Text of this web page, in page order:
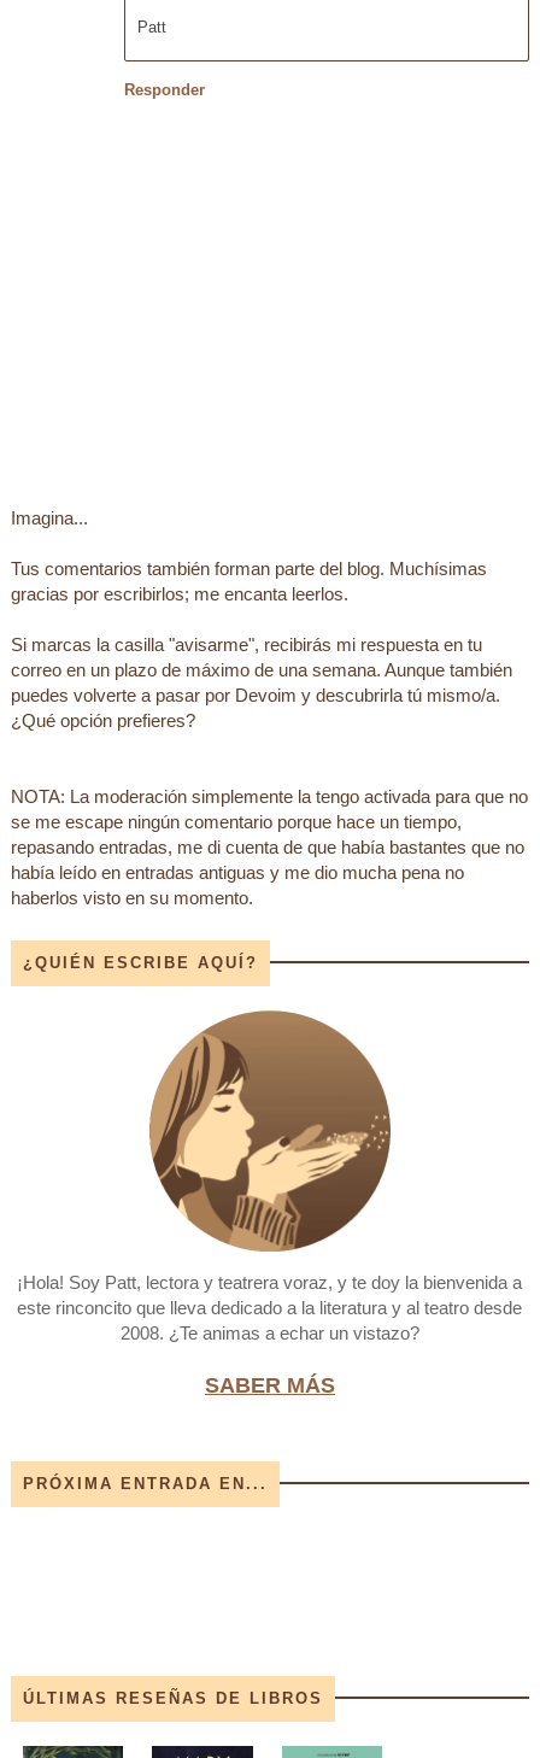
Patt
Responder
Imagina...
Tus comentarios también forman parte del blog. Muchísimas
gracias por escribirlos; me encanta leerlos.
Si marcas la casilla "avisarme", recibirás mi respuesta en tu
correo en un plazo de máximo de una semana. Aunque también
puedes volverte a pasar por Devoim y descubrirla tú mismo/a.
¿Qué opción prefieres?
NOTA: La moderación simplemente la tengo activada para que no
se me escape ningún comentario porque hace un tiempo,
repasando entradas, me di cuenta de que había bastantes que no
había leído en entradas antiguas y me dio mucha pena no
haberlos visto en su momento.
¿QUIÉN ESCRIBE AQUÍ?
¡Hola! Soy Patt, lectora y teatrera voraz, y te doy la bienvenida a
este rinconcito que lleva dedicado a la literatura y al teatro desde
2008. ¿Te animas a echar un vistazo?
SABER MÁS
PRÓXIMA ENTRADA EN...
ÚLTIMAS RESEÑAS DE LIBROS